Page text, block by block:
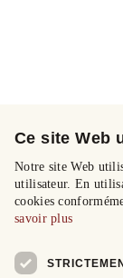
Ce site Web
Notre site Web
utilisateur. En
cookies
savoir plus